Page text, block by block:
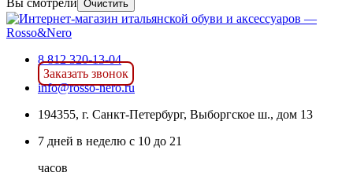
Вы смотрели Очистить
8 812 320-13-04
Заказать звонок
info@rosso-nero.ru
194355, г. Санкт-Петербург, Выборгское ш., дом 13
7 дней в неделю с 10 до 21
часов